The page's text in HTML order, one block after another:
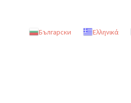
Български Ελληνικά